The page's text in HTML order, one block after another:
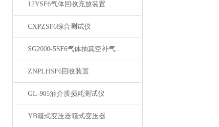
12YSF6气体回收充放装置
CXPZSF6综合测试仪
SG2000-5SF6气体抽真空补气装置
ZNPLHSF6回收装置
GL-905油介质损耗测试仪
YB箱式变压器箱式变压器